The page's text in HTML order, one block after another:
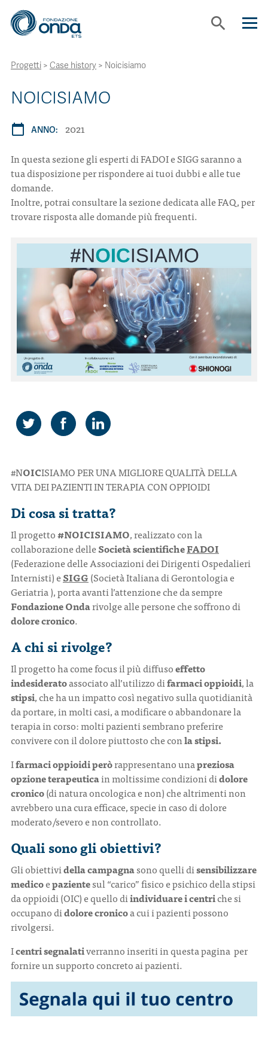
search
CHI SIAMO
PROGETTI
CONTATTI
ITA ENG
Progetti > Case history > Noicisiamo
NOICISIAMO
calendar_today ANNO:
2021
In questa sezione gli esperti di FADOI e SIGG saranno a
tua disposizione per rispondere ai tuoi dubbi e alle tue
domande.
Inoltre, potrai consultare la sezione dedicata alle FAQ, per
trovare risposta alle domande più frequenti.
#NOICISIAMO PER UNA MIGLIORE QUALITÀ DELLA
VITA DEI PAZIENTI IN TERAPIA CON OPPIOIDI
Di cosa si tratta?
Il progetto#NOICISIAMO, realizzato con la
collaborazione delleSocietà scientificheFADOI
(Federazione delle Associazioni dei Dirigenti Ospedalieri
Internisti) eSIGG(Società Italiana di Gerontologia e
Geriatria ), porta avanti l’attenzione che da sempre
Fondazione Ondarivolge alle persone che soffrono di
dolore cronico.
A chi si rivolge?
Il progetto ha come focus il più diffusoeffetto
indesideratoassociato all’utilizzo difarmaci oppioidi, la
stipsi, che ha un impatto così negativo sulla quotidianità
da portare, in molti casi, a modificare o abbandonare la
terapia in corso: molti pazienti sembrano preferire
convivere con il dolore piuttosto che conla stipsi.
Ifarmaci oppioidi peròrappresentano unapreziosa
opzione terapeuticain moltissime condizioni didolore
cronico(di natura oncologica e non) che altrimenti non
avrebbero una cura efficace, specie in caso di dolore
moderato/severo e non controllato.
Quali sono gli obiettivi?
Gli obiettividella campagnasono quelli disensibilizzare
medicoepazientesul “carico” fisico e psichico della stipsi
da oppioidi (OIC) e quello diindividuare i centriche si
occupano didolore cronicoa cui i pazienti possono
rivolgersi.
Icentri segnalativerranno inseriti in questa pagina per
fornire un supporto concreto ai pazienti.